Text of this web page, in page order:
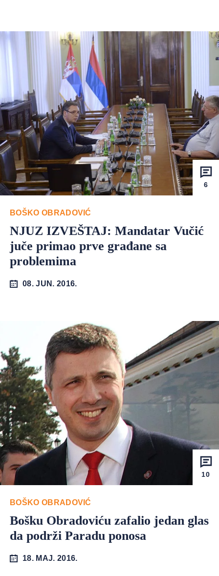
6
BOŠKO OBRADOVIĆ
NJUZ IZVEŠTAJ: Mandatar Vučić
juče primao prve građane sa
problemima
08. JUN. 2016.
10
BOŠKO OBRADOVIĆ
Bošku Obradoviću zafalio jedan glas
da podrži Paradu ponosa
18. MAJ. 2016.